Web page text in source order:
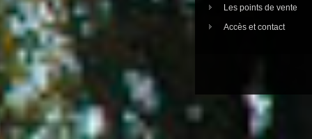
Les points de vente
Accès et contact